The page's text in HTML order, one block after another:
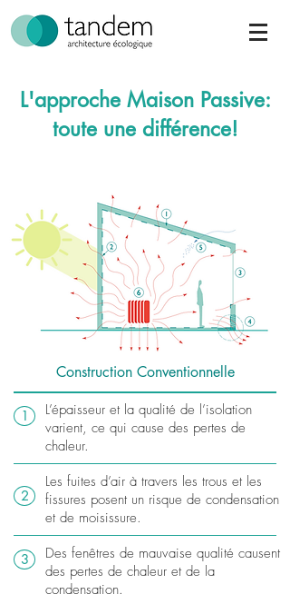
L'approche Maison Passive:
toute une différence!
Construction Conventionnelle
1
L’épaisseur et la qualité de l’isolation
varient, ce qui cause des pertes de
chaleur.
2
Les fuites d’air à travers les trous et les
fissures posent un risque de condensation
et de moisissure.
3
​Des fenêtres de mauvaise qualité causent
des pertes de chaleur et de la
condensation.